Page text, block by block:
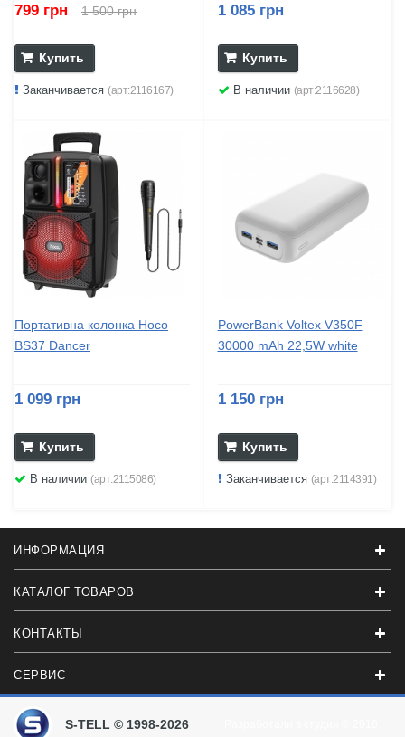
799 грн 1 500 грн
Купить
Заканчивается (арт:2116167)
1 085 грн
Купить
В наличии (арт:2116628)
Портативна колонка Hoco
BS37 Dancer
1 099 грн
Купить
В наличии (арт:2115086)
PowerBank Voltex V350F
30000 mAh 22,5W white
1 150 грн
Купить
Заканчивается (арт:2114391)
ИНФОРМАЦИЯ
КАТАЛОГ ТОВАРОВ
КОНТАКТЫ
СЕРВИС
S-TELL © 1998-2026